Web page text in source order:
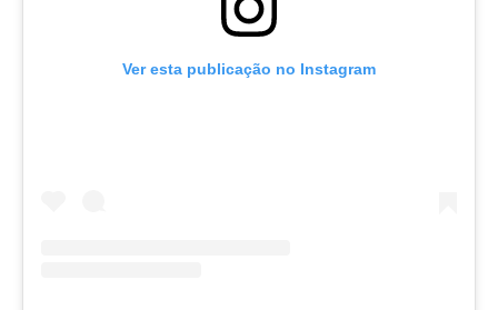
Ver esta publicação no Instagram